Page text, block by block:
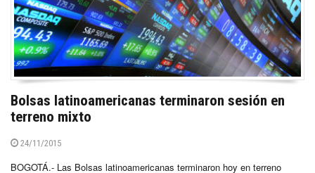
Bolsas latinoamericanas terminaron sesión en
terreno mixto
24/11/2015
BOGOTÁ.- Las Bolsas latinoamericanas terminaron hoy en terreno